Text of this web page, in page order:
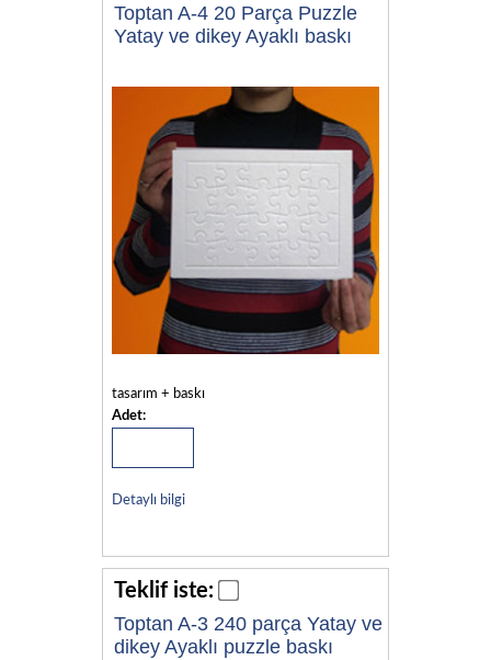
Toptan A-4 20 Parça Puzzle
Yatay ve dikey Ayaklı baskı
tasarım + baskı
Adet:
Detaylı bilgi
Teklif iste:
Toptan A-3 240 parça Yatay ve
dikey Ayaklı puzzle baskı